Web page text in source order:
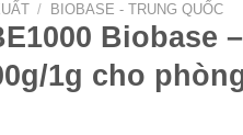
/ BIOBASE - TRUNG QUỐC
Biobase
1g cho